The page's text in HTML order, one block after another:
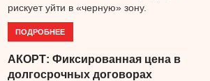
рискует уйти в «черную» зону.
ПОДРОБНЕЕ
АКОРТ: Фиксированная цена в
долгосрочных договорах